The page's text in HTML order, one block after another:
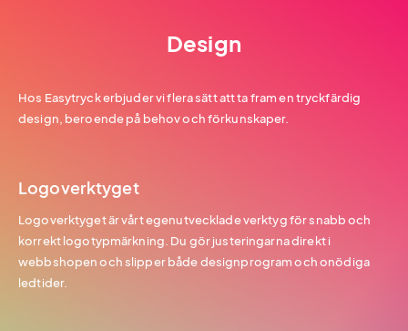
Design
Hos Easytryck erbjuder vi flera sätt att ta fram en tryckfärdig
design, beroende på behov och förkunskaper.
Logoverktyget
Logoverktyget är vårt egenutvecklade verktyg för snabb och
korrekt logotypmärkning. Du gör justeringarna direkt i
webbshopen och slipper både designprogram och onödiga
ledtider.